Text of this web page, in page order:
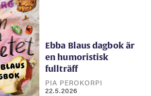
Ebba Blaus dagbok är
en humoristisk
fullträff
PIA PEROKORPI
22.5.2026